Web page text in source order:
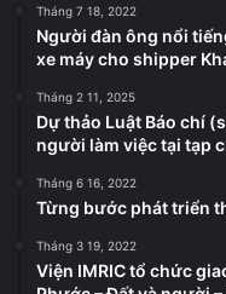
Tháng 7 18, 2022
Người đàn ông nổi
xe máy cho shipper
Tháng 2 11, 2025
Dự thảo Luật Báo chí
người làm việc tại tạp
Tháng 6 16, 2022
Từng bước phát triển
Tháng 3 19, 2022
Viện IMRIC tổ chức